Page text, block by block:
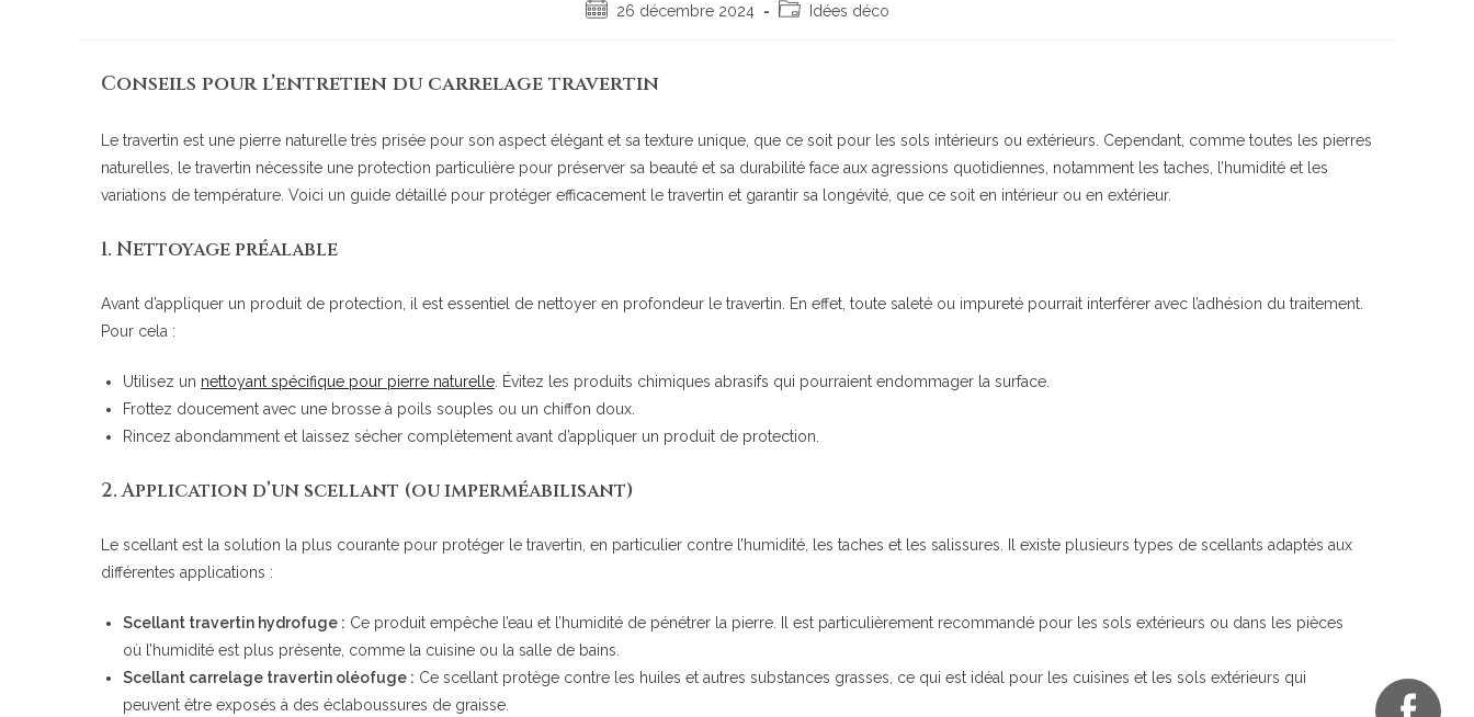
26 décembre 2024 Idées déco
Conseils pour l’entretien du carrelage travertin
Le travertin est une pierre naturelle très prisée pour son aspect élégant et sa texture unique, que ce soit pour les sols intérieurs ou extérieurs. Cependant, comme toutes les pierres
naturelles, le travertin nécessite une protection particulière pour préserver sa beauté et sa durabilité face aux agressions quotidiennes, notamment les taches, l’humidité et les
variations de température. Voici un guide détaillé pour protéger efficacement le travertin et garantir sa longévité, que ce soit en intérieur ou en extérieur.
1. Nettoyage préalable
Avant d’appliquer un produit de protection, il est essentiel de nettoyer en profondeur le travertin. En effet, toute saleté ou impureté pourrait interférer avec l’adhésion du traitement.
Pour cela :
Utilisez un nettoyant spécifique pour pierre naturelle . Évitez les produits chimiques abrasifs qui pourraient endommager la surface.
Frottez doucement avec une brosse à poils souples ou un chiffon doux.
Rincez abondamment et laissez sécher complètement avant d’appliquer un produit de protection.
2.Application d’un scellant (ou imperméabilisant)
Le scellant est la solution la plus courante pour protéger le travertin, en particulier contre l’humidité, les taches et les salissures. Il existe plusieurs types de scellants adaptés aux
différentes applications :
Scellant travertin hydrofuge : Ce produit empêche l’eau et l’humidité de pénétrer la pierre. Il est particulièrement recommandé pour les sols extérieurs ou dans les pièces
où l’humidité est plus présente, comme la cuisine ou la salle de bains.
Scellant carrelage travertin oléofuge : Ce scellant protège contre les huiles et autres substances grasses, ce qui est idéal pour les cuisines et les sols extérieurs qui
peuvent être exposés à des éclaboussures de graisse.